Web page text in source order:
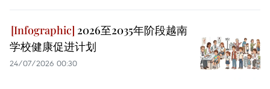
2026至2035年阶段越南
学校健康促进计划
24/07/2026 00:30